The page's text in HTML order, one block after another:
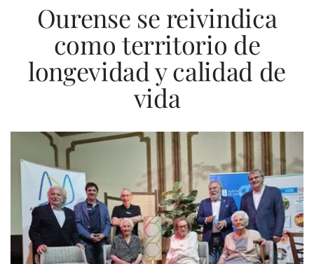
Ourense se reivindica
como territorio de
longevidad y calidad de
vida